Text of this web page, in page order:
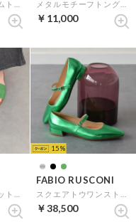
￥11,000
15
FABIO RUSCONI
￥38,500